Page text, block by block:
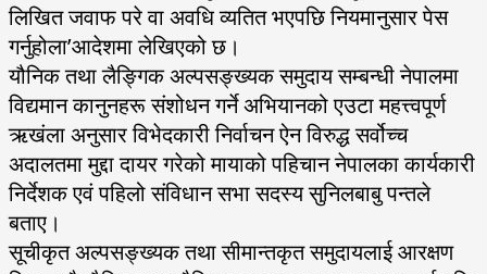
लिखित जवाफ परे वा अवधि व्यतित भएपछि नियमानुसार पेस
गर्नुहोला’आदेशमा लेखिएको छ।
यौनिक तथा लैङ्गिक अल्पसङ्ख्यक समुदाय सम्बन्धी नेपालमा
विद्यमान कानुनहरू संशोधन गर्ने अभियानको एउटा महत्त्वपूर्ण
ऋखंला अनुसार विभेदकारी निर्वाचन ऐन विरुद्ध सर्वोच्च
अदालतमा मुद्दा दायर गरेको मायाको पहिचान नेपालका कार्यकारी
निर्देशक एवं पहिलो संविधान सभा सदस्य सुनिलबाबु पन्तले
बताए।
सूचीकृत अल्पसङ्ख्यक तथा सीमान्तकृत समुदायलाई आरक्षण